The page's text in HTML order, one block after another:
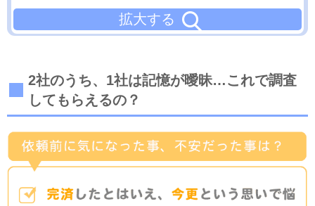
拡大する
2社のうち、1社は記憶が曖昧…これで調査
してもらえるの？